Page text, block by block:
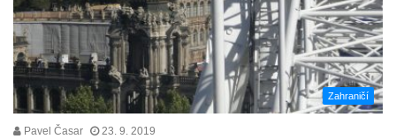
Zahraničí
Pavel Časar 23. 9. 2019